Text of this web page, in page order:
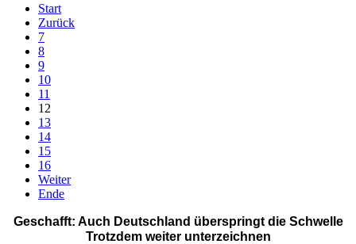
Start
Zurück
7
8
9
10
11
12
13
14
15
16
Weiter
Ende
Geschafft: Auch Deutschland überspringt die Schwelle
Trotzdem weiter unterzeichnen